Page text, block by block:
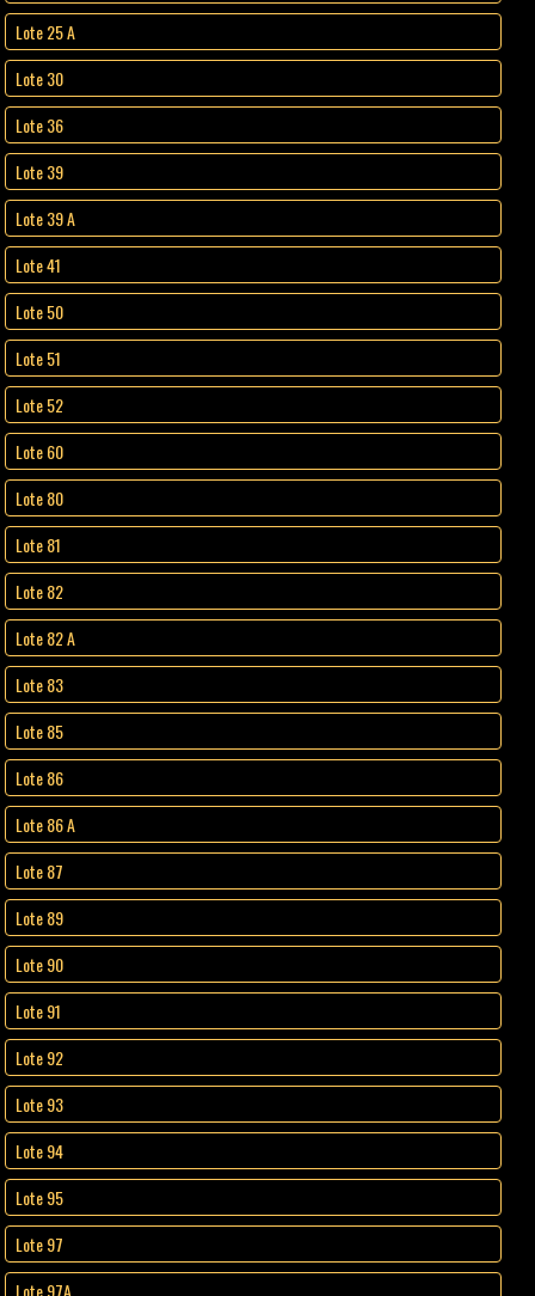
Lote 25 A
Lote 30
Lote 36
Lote 39
Lote 39 A
Lote 41
Lote 50
Lote 51
Lote 52
Lote 60
Lote 80
Lote 81
Lote 82
Lote 82 A
Lote 83
Lote 85
Lote 86
Lote 86 A
Lote 87
Lote 89
Lote 90
Lote 91
Lote 92
Lote 93
Lote 94
Lote 95
Lote 97
Lote 97A